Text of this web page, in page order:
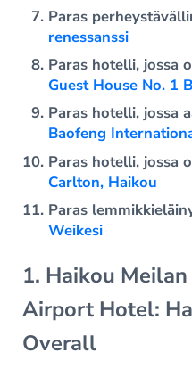
Paras
renessanssi
Paras hotelli, jossa
Guest House No. 1
Paras hotelli, jossa
Baofeng
Paras hotelli, jossa
Carlton, Haikou
Paras
Weikesi
1. Haikou
Airport Hotel:
Overall